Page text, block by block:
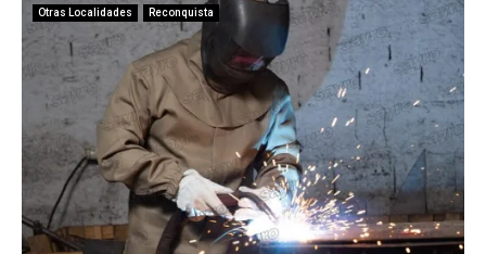
Otras Localidades Reconquista